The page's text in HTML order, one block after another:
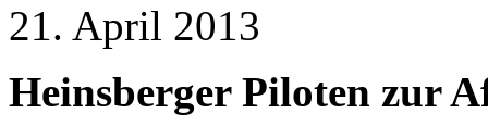
21. April 2013
Heinsberger Piloten zur